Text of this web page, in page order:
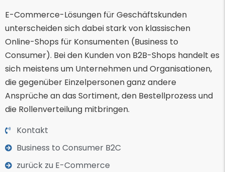
E-Commerce-Lösungen für Geschäftskunden
unterscheiden sich dabei stark von klassischen
Online-Shops für Konsumenten (Business to
Consumer). Bei den Kunden von B2B-Shops handelt es
sich meistens um Unternehmen und Organisationen,
die gegenüber Einzelpersonen ganz andere
Ansprüche an das Sortiment, den Bestellprozess und
die Rollenverteilung mitbringen.
Kontakt
Business to Consumer B2C
zurück zu E-Commerce